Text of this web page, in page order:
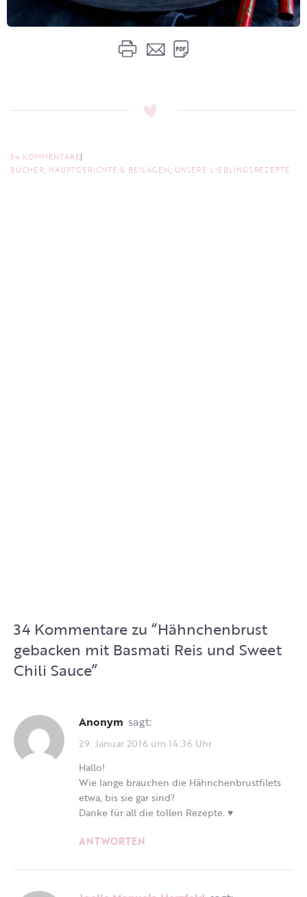
34 KOMMENTARE
BÜCHER, HAUPTGERICHTE & BEILAGEN, UNSERE LIEBLINGSREZEPTE
34 Kommentare zu “Hähnchenbrust
gebacken mit Basmati Reis und Sweet
Chili Sauce”
Anonym sagt:
29. Januar 2016 um 14:36 Uhr
Hallo!
Wie lange brauchen die Hähnchenbrustfilets
etwa, bis sie gar sind?
Danke für all die tollen Rezepte. ♥
ANTWORTEN